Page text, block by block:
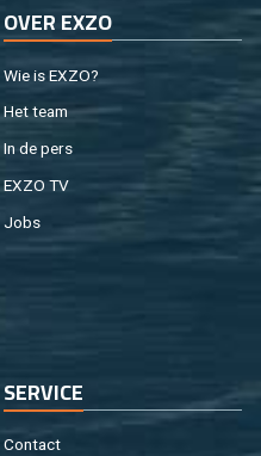
OVER EXZO
Wie is EXZO?
Het team
In de pers
EXZO TV
Jobs
SER­VI­CE
Con­tact